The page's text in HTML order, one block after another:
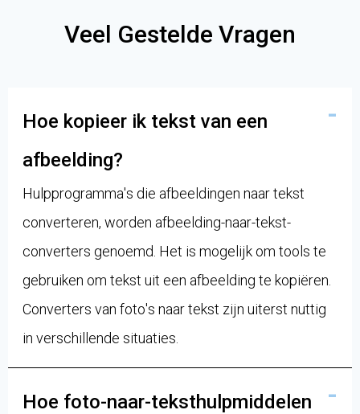
Veel Gestelde Vragen
Hoe kopieer ik tekst van een
afbeelding?
Hulpprogramma's die afbeeldingen naar tekst
converteren, worden afbeelding-naar-tekst-
converters genoemd. Het is mogelijk om tools te
gebruiken om tekst uit een afbeelding te kopiëren.
Converters van foto's naar tekst zijn uiterst nuttig
in verschillende situaties.
Hoe foto-naar-teksthulpmiddelen